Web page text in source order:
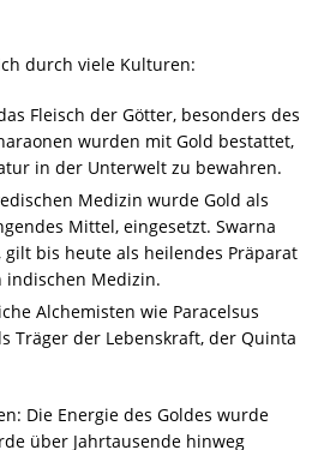
durch viele Kulturen:
Fleisch der Götter, besonders des
wurden mit Gold bestattet,
in der Unterwelt zu bewahren.
Medizin wurde Gold als
Mittel, eingesetzt. Swarna
gilt bis heute als heilendes Präparat
Medizin.
Alchemisten wie Paracelsus
Träger der Lebenskraft, der Quinta
Die Energie des Goldes wurde
über Jahrtausende hinweg